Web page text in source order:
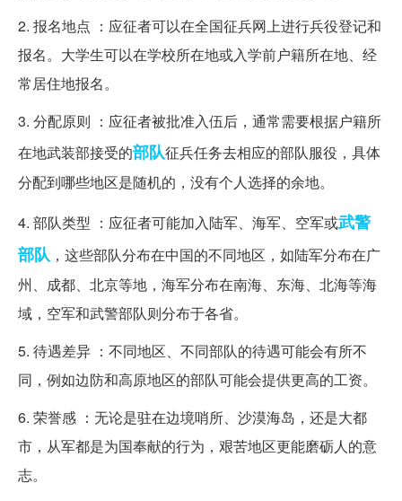
2. 报名地点 ：应征者可以在全国征兵网上进行兵役登记和
报名。大学生可以在学校所在地或入学前户籍所在地、经
常居住地报名。
3. 分配原则 ：应征者被批准入伍后，通常需要根据户籍所
在地武装部接受的部队征兵任务去相应的部队服役，具体
分配到哪些地区是随机的，没有个人选择的余地。
4. 部队类型 ：应征者可能加入陆军、海军、空军或武警
部队 ，这些部队分布在中国的不同地区，如陆军分布在广
州、成都、北京等地，海军分布在南海、东海、北海等海
域，空军和武警部队则分布于各省。
5. 待遇差异 ：不同地区、不同部队的待遇可能会有所不
同，例如边防和高原地区的部队可能会提供更高的工资。
6. 荣誉感 ：无论是驻在边境哨所、沙漠海岛，还是大都
市，从军都是为国奉献的行为，艰苦地区更能磨砺人的意
志。